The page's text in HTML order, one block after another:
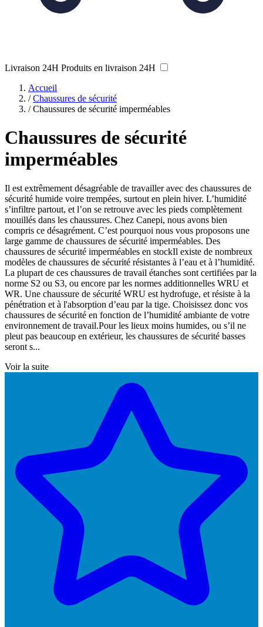
Livraison 24H Produits en livraison 24H
Accueil
/ Chaussures de sécurité
/ Chaussures de sécurité imperméables
Chaussures de sécurité
imperméables
Il est extrêmement désagréable de travailler avec des chaussures de
sécurité humide voire trempées, surtout en plein hiver. L’humidité
s’infiltre partout, et l’on se retrouve avec les pieds complètement
mouillés dans les chaussures. Chez Canepi, nous avons bien
compris ce désagrément. C’est pourquoi nous vous proposons une
large gamme de chaussures de sécurité imperméables. Des
chaussures de sécurité imperméables en stockIl existe de nombreux
modèles de chaussures de sécurité résistantes à l’eau et à l’humidité.
La plupart de ces chaussures de travail étanches sont certifiées par la
norme S2 ou S3, ou encore par les normes additionnelles WRU et
WR. Une chaussure de sécurité WRU est hydrofuge, et résiste à la
pénétration et à l'absorption d’eau par la tige. Choisissez donc vos
chaussures de sécurité en fonction de l’humidité ambiante de votre
environnement de travail.Pour les lieux moins humides, ou s’il ne
pleut pas beaucoup en extérieur, les chaussures de sécurité basses
seront s...
Voir la suite